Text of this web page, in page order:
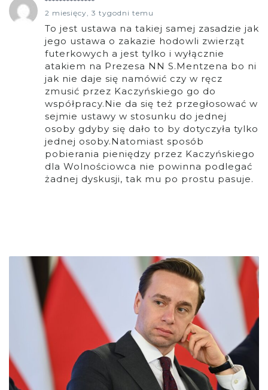
2 miesięcy, 3 tygodni temu
To jest ustawa na takiej samej zasadzie jak
jego ustawa o zakazie hodowli zwierząt
futerkowych a jest tylko i wyłącznie
atakiem na Prezesa NN S.Mentzena bo ni
jak nie daje się namówić czy w ręcz
zmusić przez Kaczyńskiego go do
współpracy.Nie da się też przegłosować w
sejmie ustawy w stosunku do jednej
osoby gdyby się dało to by dotyczyła tylko
jednej osoby.Natomiast sposób
pobierania pieniędzy przez Kaczyńskiego
dla Wolnościowca nie powinna podlegać
żadnej dyskusji, tak mu po prostu pasuje.